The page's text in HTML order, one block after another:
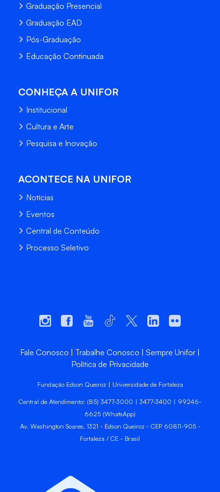
Graduação Presencial
Graduação EAD
Pós-Graduação
Educação Continuada
CONHEÇA A UNIFOR
Institucional
Cultura e Arte
Pesquisa e Inovação
ACONTECE NA UNIFOR
Notícias
Eventos
Central de Conteúdo
Processo Seletivo
Fale Conosco Trabalhe Conosco
Sempre Unifor
Política de Privacidade
Fundação Edson Queiroz | Universidade de Fortaleza
Central de Atendimento: (85) 3477-3000 | 3477-3400 | 99246-
6625 (WhatsApp)
Av. Washington Soares, 1321 - Edson Queiroz - CEP 60811-905 -
Fortaleza / CE - Brasil